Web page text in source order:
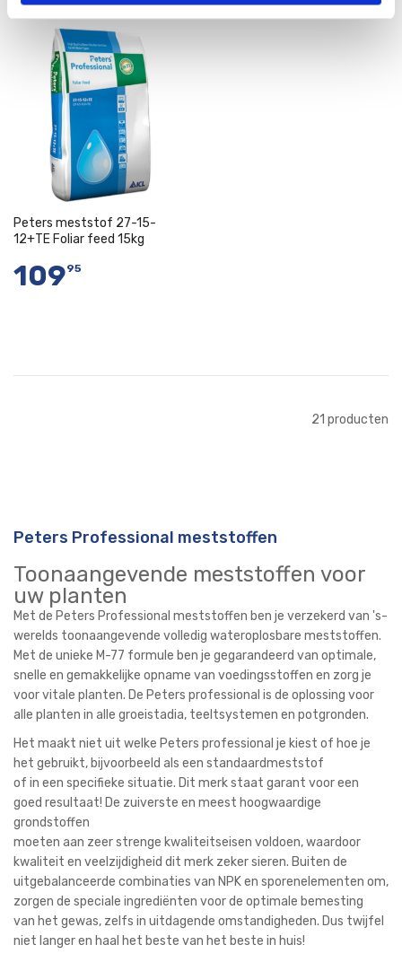
In Winkelwagen
Peters meststof 27-15-
12+TE Foliar feed 15kg
10995
21 producten
Peters Professional meststoffen
Toonaangevende meststoffen voor
uw planten
Met de Peters Professional meststoffen ben je verzekerd van 's-
werelds toonaangevende volledig wateroplosbare meststoffen.
Met de unieke M-77 formule ben je gegarandeerd van optimale,
snelle en gemakkelijke opname van voedingsstoffen en zorg je
voor vitale planten. De Peters professional is de oplossing voor
alle planten in alle groeistadia, teeltsystemen en potgronden.
Het maakt niet uit welke Peters professional je kiest of hoe je
het gebruikt, bijvoorbeeld als een standaardmeststof
of in een specifieke situatie. Dit merk staat garant voor een
goed resultaat! De zuiverste en meest hoogwaardige
grondstoffen
moeten aan zeer strenge kwaliteitseisen voldoen, waardoor
kwaliteit en veelzijdigheid dit merk zeker sieren. Buiten de
uitgebalanceerde combinaties van NPK en sporenelementen om,
zorgen de speciale ingrediënten voor de optimale bemesting
van het gewas, zelfs in uitdagende omstandigheden. Dus twijfel
niet langer en haal het beste van het beste in huis!